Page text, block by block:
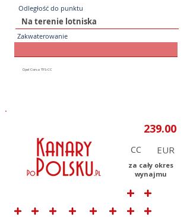
Odległość do punktu
Zakwaterowanie
CC
za cały okres
wynajmu